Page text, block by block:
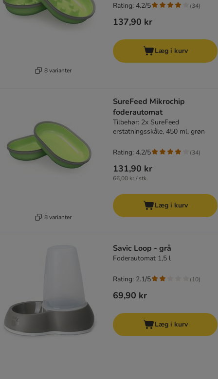
8 varianter
137,90 kr
Rating: 4.2/5 (34)
Læg i kurv
8 varianter
SureFeed Mikrochip
foderautomat
Tilbehør: 2x SureFeed
erstatningsskåle, 450 ml, grøn
131,90 kr
66,00 kr / stk.
Rating: 4.2/5 (34)
Læg i kurv
Savic Loop - grå
Foderautomat 1,5 l
69,90 kr
Rating: 2.1/5 (10)
Læg i kurv